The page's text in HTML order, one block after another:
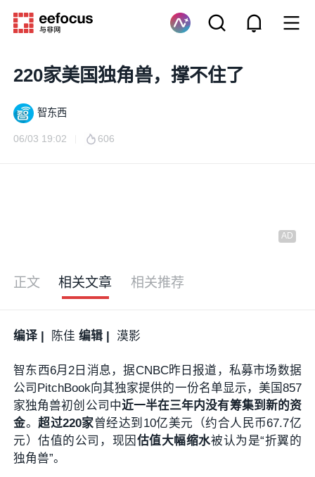
220家美国独角兽，撑不住了
智东西
06/03 19:02 606
正文 相关文章 相关推荐
编译 | 陈佳编辑 | 漠影
智东西6月2日消息，据CNBC昨日报道，私募市场数据
公司PitchBook向其独家提供的一份名单显示，美国857
家独角兽初创公司中近一半在三年内没有筹集到新的资
金。超过220家曾经达到10亿美元（约合人民币67.7亿
元）估值的公司，现因 估值大幅缩水被认为是“折翼的
独角兽”。